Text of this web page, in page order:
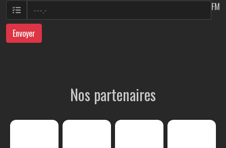
FM
Envoyer
Nos partenaires